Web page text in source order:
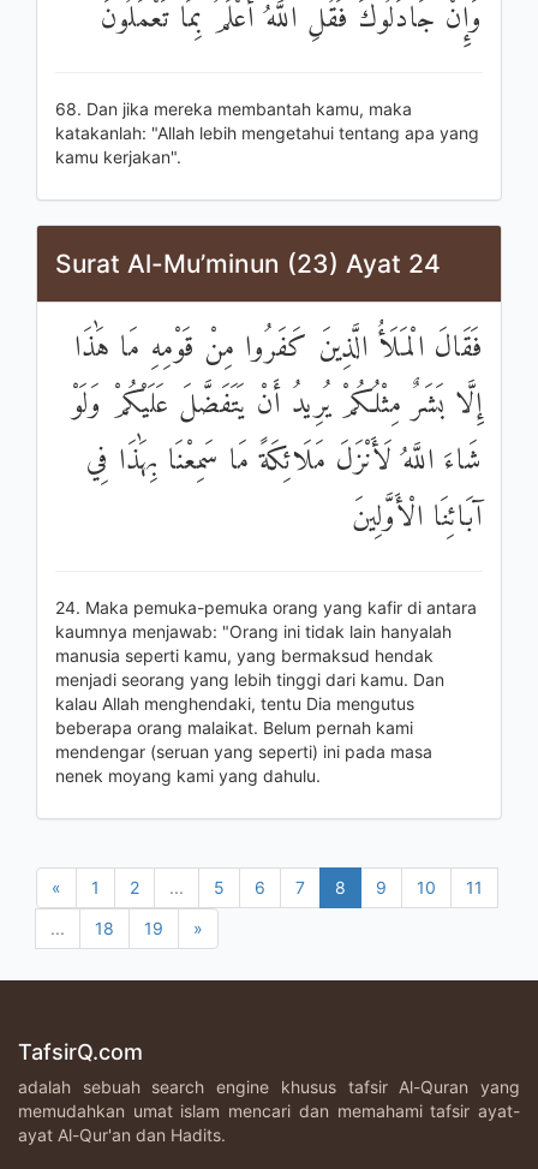
وَإِنْ جَادَلُوكَ فَقُلِ اللَّهُ أَعْلَمُ بِمَا تَعْمَلُونَ
68. Dan jika mereka membantah kamu, maka
katakanlah: "Allah lebih mengetahui tentang apa yang
kamu kerjakan".
Surat Al-Mu’minun (23) Ayat 24
فَقَالَ الْمَلَأُ الَّذِينَ كَفَرُوا مِنْ قَوْمِهِ مَا هَٰذَا
إِلَّا بَشَرٌ مِثْلُكُمْ يُرِيدُ أَنْ يَتَفَضَّلَ عَلَيْكُمْ وَلَوْ
شَاءَ اللَّهُ لَأَنْزَلَ مَلَائِكَةً مَا سَمِعْنَا بِهَٰذَا فِي
آبَائِنَا الْأَوَّلِينَ
24. Maka pemuka-pemuka orang yang kafir di antara
kaumnya menjawab: "Orang ini tidak lain hanyalah
manusia seperti kamu, yang bermaksud hendak
menjadi seorang yang lebih tinggi dari kamu. Dan
kalau Allah menghendaki, tentu Dia mengutus
beberapa orang malaikat. Belum pernah kami
mendengar (seruan yang seperti) ini pada masa
nenek moyang kami yang dahulu.
« 1 2 ... 5 6 7 8 9 10
11
...
18 19 »
TafsirQ.com
adalah sebuah search engine khusus tafsir Al-Quran yang
memudahkan umat islam mencari dan memahami tafsir ayat-
ayat Al-Qur'an dan Hadits.